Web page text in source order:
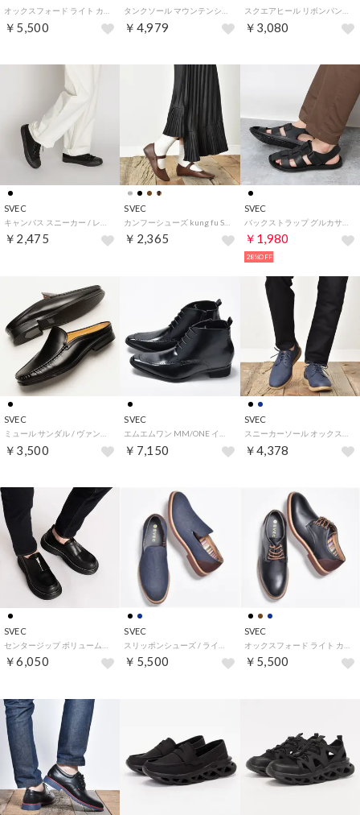
￥5,500 ￥4,979 ￥3,080
SVEC
￥2,475
SVEC
￥2,365
SVEC
バックストラップ グルカサンダル (ブラック)
￥1,980
28%OFF
SVEC
￥3,500
SVEC
￥7,150
SVEC
￥4,378
SVEC
￥6,050
SVEC
￥5,500
SVEC
￥5,500